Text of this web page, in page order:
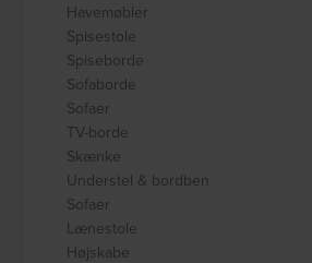
Havemøbler
Spisestole
Spiseborde
Sofaborde
Sofaer
TV-borde
Skænke
Understel & bordben
Sofaer
Lænestole
Højskabe